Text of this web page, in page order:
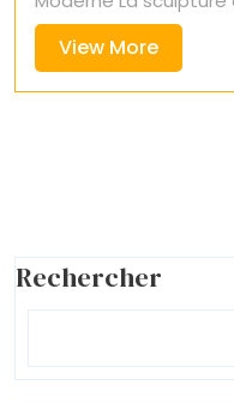
View MoreView
More
Rechercher